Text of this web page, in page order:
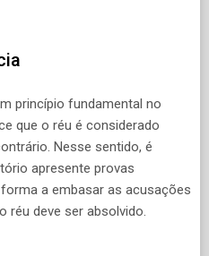
princípio fundamental no
que o réu é considerado
Nesse sentido, é
apresente provas
a embasar as acusações
réu deve ser absolvido.